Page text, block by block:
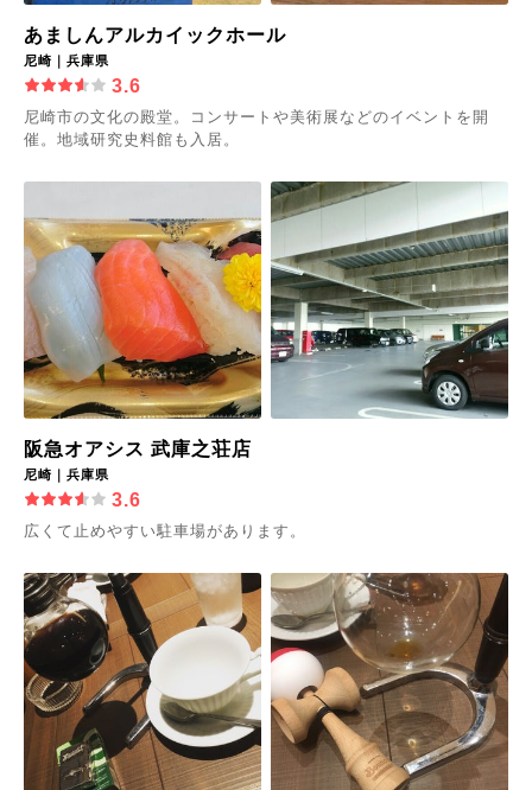
あましんアルカイックホール
尼崎｜兵庫県
3.6
尼崎市の文化の殿堂。コンサートや美術展などのイベントを開
催。地域研究史料館も入居。
阪急オアシス 武庫之荘店
尼崎｜兵庫県
3.6
広くて止めやすい駐車場があります。